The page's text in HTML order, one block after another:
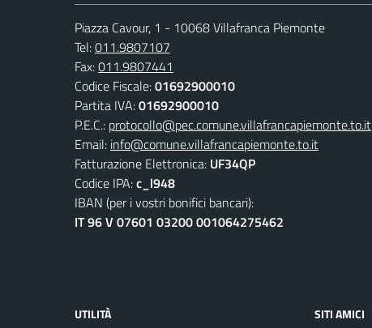
Piazza Cavour, 1 - 10068 Villafranca Piemonte
Tel:011.9807107
Fax:011.9807441
Codice Fiscale:01692900010
Partita IVA:01692900010
P.E.C.: protocollo@pec.comune.villafrancapiemonte.to.it
Email: info@comune.villafrancapiemonte.to.it
Fatturazione Elettronica: UF34QP
Codice IPA:c_l948
IBAN (per i vostri bonifici bancari):
IT 96 V 07601 03200 001064275462
UTILITÀ SITI AMICI